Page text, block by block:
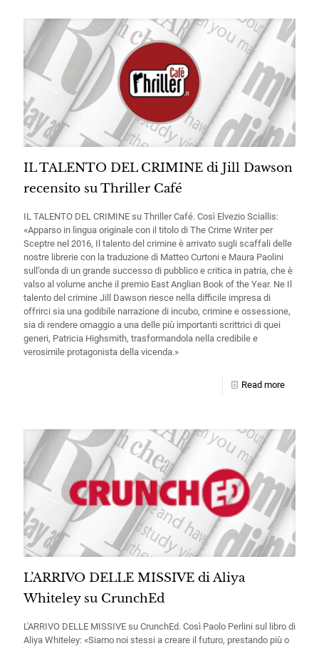
IL TALENTO DEL CRIMINE di Jill Dawson
recensito su Thriller Café
IL TALENTO DEL CRIMINE su Thriller Café. Così Elvezio Sciallis:
«Apparso in lingua originale con il titolo di The Crime Writer per
Sceptre nel 2016, Il talento del crimine è arrivato sugli scaffali delle
nostre librerie con la traduzione di Matteo Curtoni e Maura Paolini
sull’onda di un grande successo di pubblico e critica in patria, che è
valso al volume anche il premio East Anglian Book of the Year. Ne Il
talento del crimine Jill Dawson riesce nella difficile impresa di
offrirci sia una godibile narrazione di incubo, crimine e ossessione,
sia di rendere omaggio a una delle più importanti scrittrici di quei
generi, Patricia Highsmith, trasformandola nella credibile e
verosimile protagonista della vicenda.»
Read more
L’ARRIVO DELLE MISSIVE di Aliya
Whiteley su CrunchEd
L'ARRIVO DELLE MISSIVE su CrunchEd. Così Paolo Perlini sul libro di
Aliya Whiteley: «Siamo noi stessi a creare il futuro, prestando più o